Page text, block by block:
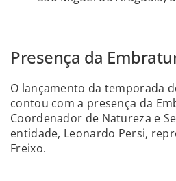
Presença da
O lançamento da temporada
contou com a presença da
Coordenador de Natureza e
entidade, Leonardo Persi,
Freixo.